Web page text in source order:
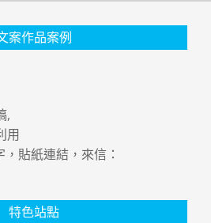
案作品案例
,
用
貼紙連結，來信：
特色站點